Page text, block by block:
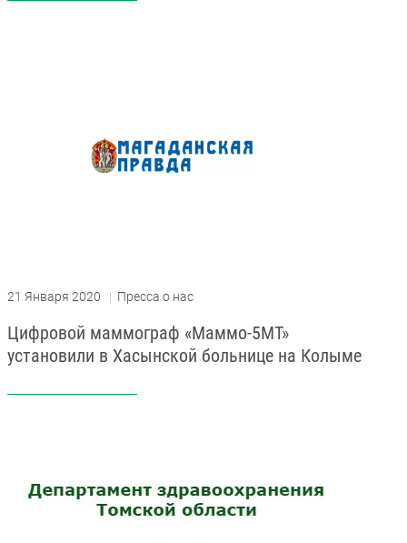
21 Января 2020 | Пресса о нас
Цифровой маммограф «Маммо-5МТ»
установили в Хасынской больнице на Колыме